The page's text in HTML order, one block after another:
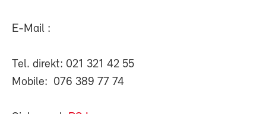
E-Mail :
Tel. direkt: 021 321 42 55
Mobile: 076 389 77 74